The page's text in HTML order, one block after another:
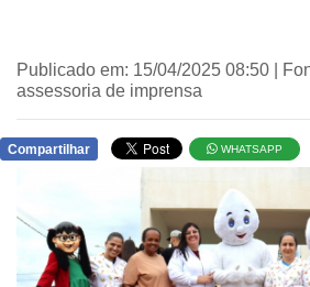
Publicado em: 15/04/2025 08:50 |
assessoria de imprensa
Compartilhar WHATSAPP